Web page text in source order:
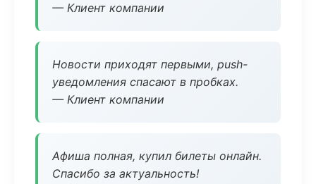
— Клиент компании
Новости приходят первыми, push-
уведомления спасают в пробках.
— Клиент компании
Афиша полная, купил билеты онлайн.
Спасибо за актуальность!